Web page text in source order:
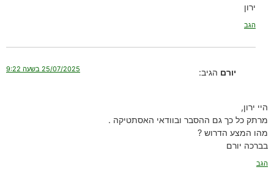
ירון
הגב
יורם הגיב: 25/07/2025 בשעה 9:22
היי ירון,
מרתק כל כך גם ההסבר ובוודאי האסתטיקה .
מהו המצע הדרוש ?
בברכה יורם
הגב